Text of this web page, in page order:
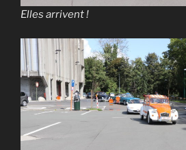
Elles arrivent !